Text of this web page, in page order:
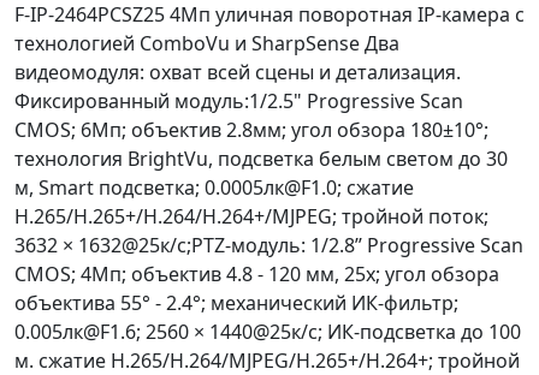
F-IP-2464PCSZ25 4Мп уличная поворотная IP-камера с
технологией ComboVu и SharpSense Два
видеомодуля: охват всей сцены и детализация.
Фиксированный модуль:1/2.5" Progressive Scan
CMOS; 6Мп; объектив 2.8мм; угол обзора 180±10°;
технология BrightVu, подсветка белым светом до 30
м, Smart подсветка; 0.0005лк@F1.0; сжатие
H.265/H.265+/H.264/H.264+/MJPEG; тройной поток;
3632 × 1632@25к/с;PTZ-модуль: 1/2.8’’ Progressive Scan
CMOS; 4Мп; объектив 4.8 - 120 мм, 25x; угол обзора
объектива 55° - 2.4°; механический ИК-фильтр;
0.005лк@F1.6; 2560 × 1440@25к/с; ИК-подсветка до 100
м. сжатие H.265/H.264/MJPEG/H.265+/H.264+; тройной